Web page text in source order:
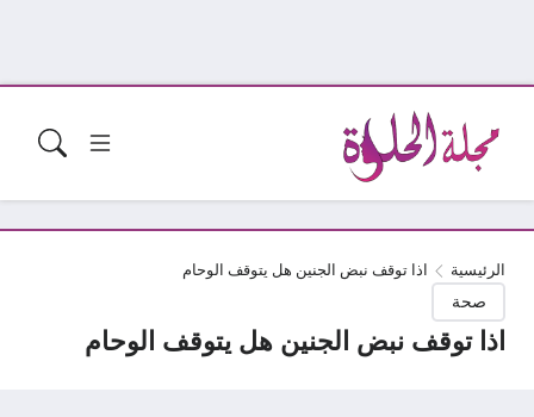
الرئيسية اذا توقف نبض الجنين هل يتوقف الوحام
صحة
اذا توقف نبض الجنين هل يتوقف الوحام